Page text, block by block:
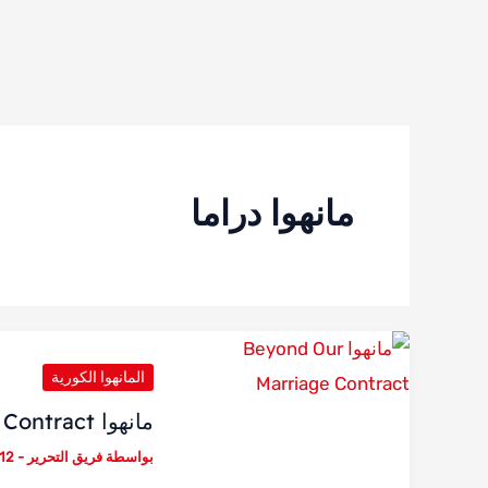
مانهوا دراما
المانهوا الكورية
مانهوا Beyond Our Marriage Contract
بواسطة فريق التحرير-12 نوفمبر،